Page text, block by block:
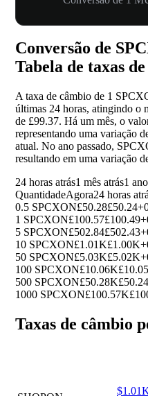
Conversão de
Tabela de taxas
A taxa de câmbio de 1
últimas 24 horas, atingindo o
de £99.37. Há um mês, o
representando uma variação
atual. No ano passado,
resultando em uma variação
24 horas atrás1 mês atrás1
QuantidadeAgora24 horas
0.5 SPCXON£50.28£50.24
1 SPCXON£100.57£100.49
5 SPCXON£502.84£502.43
10 SPCXON£1.01K£1.00K
50 SPCXON£5.03K£5.02K
100 SPCXON£10.06K
500 SPCXON£50.28K
1000 SPCXON£100.57K
Taxas de câmbio